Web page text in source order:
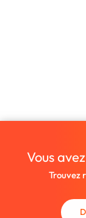
Vous
Trouvez